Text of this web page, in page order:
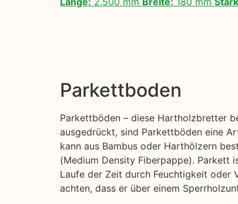
Parkettboden
Parkettböden – diese Hartholzbretter
ausgedrückt, sind Parkettböden eine
kann aus Bambus oder Harthölzern
(Medium Density Fiberpappe). Parkett
Laufe der Zeit durch Feuchtigkeit oder
achten, dass er über einem